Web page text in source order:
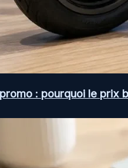
: pourquoi le prix